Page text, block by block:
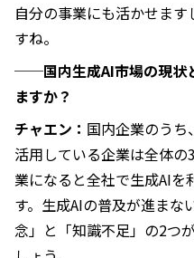
自分の事業にも活かせま
すね。
──国内生成AI市場の現状
ますか？
チャエン： 国内企業のうち
活用している企業は全体
業になると全社で生成AIを
す。生成AIの普及が進まな
念」と「知識不足」の2つ